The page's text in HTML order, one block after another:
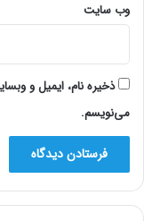
وب‌ سایت
ذخیره نام، ایمیل و
می‌نویسم.